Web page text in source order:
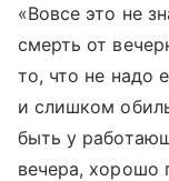
«Вовсе это не
смерть от
то, что не надо
и слишком
быть у
вечера, хорошо